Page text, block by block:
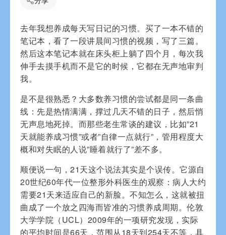
去年我想养成每天写日记的习惯。买了一本不错的
笔记本，看了一段讲晨间习惯的视频，写了三篇。
然后这本笔记本就在床头柜上躺了四个月，每次我
伸手去摸手机而不是它的时候，它都在无声地审判
我。
是不是很熟悉？大多数养习惯的尝试都是同一条曲
线：先是热情满满，撑过几天不错的日子，然后悄
无声息地死掉。而那些老生常谈的建议，比如”21
天就能养成习惯”或者”自律一点就行”，管用程度大
概和对失眠的人说”睡着就行了”差不多。
顺便说一句，21天这个说法其实是个误传。它源自
20世纪60年代一位整形外科医生的观察：病人大约
需要21天来适应自己的新脸。不知怎么，这就被扭
曲成了一个放之四海而皆准的习惯养成周期。伦敦
大学学院（UCL）2009年的一项研究发现，实际
的平均时间是66天，范围从18天到254天不等，具